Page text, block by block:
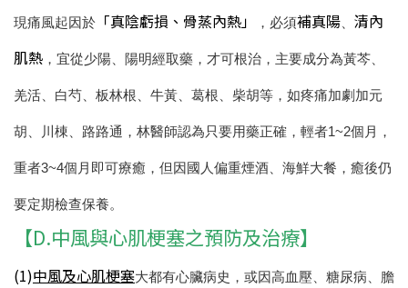
現痛風起因於 「真陰虧損、骨蒸內熱」 ，必須補真陽
清內
肌熱 ，宜從少陽、陽明經取藥，才可根治，主要成分為黃芩、
羌活、白芍、板林根、牛黃、葛根、柴胡等，如疼痛加劇加元
胡、川棟、路路通，林醫師認為只要用藥正確，輕者1~2個月，
重者3~4個月即可療癒，但因國人偏重煙酒、海鮮大餐，癒後仍
要定期檢查保養。
【D.中風與心肌梗塞之預防及治療】
(1)中風及心肌梗塞大都有心臟病史，或因高血壓、糖尿病、膽